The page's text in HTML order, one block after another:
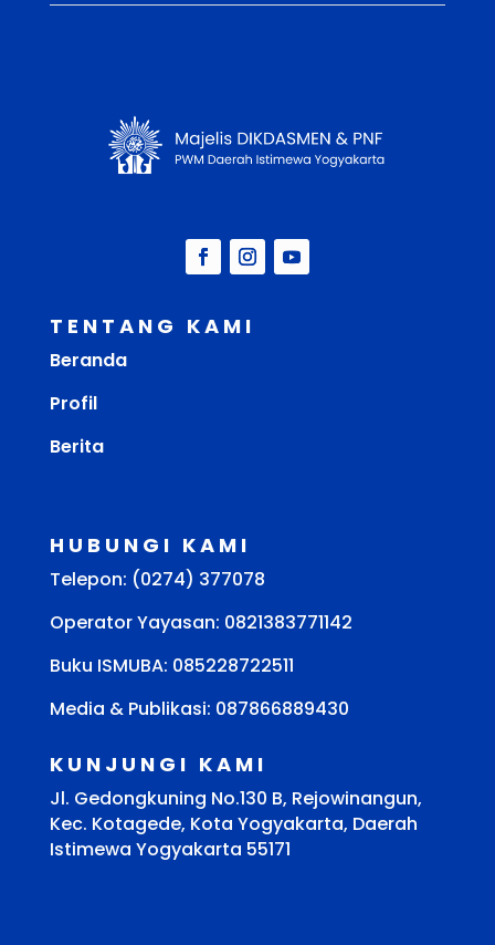
TENTANG KAMI
Beranda
Profil
Berita
HUBUNGI KAMI
Telepon: (0274) 377078
Operator Yayasan: 0821383771142
Buku ISMUBA: 085228722511
Media & Publikasi: 087866889430
KUNJUNGI KAMI
Jl. Gedongkuning No.130 B, Rejowinangun,
Kec. Kotagede, Kota Yogyakarta, Daerah
Istimewa Yogyakarta 55171